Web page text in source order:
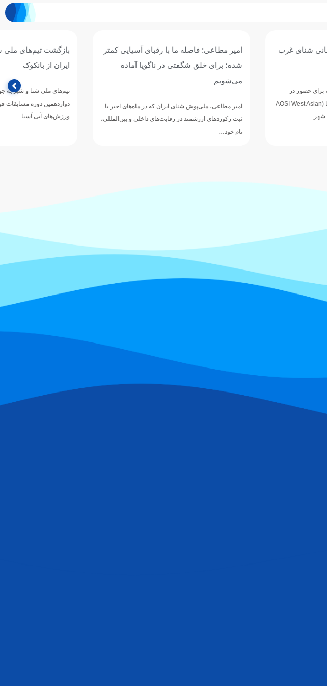
امیر مطاعی: فاصله ما با رقبای آسیایی کمتر
شده؛ برای خلق شگفتی در ناگویا آماده
امیر مطاعی، ملی‌پوش شنای ایران که در ماه‌های اخیر با
ثبت رکوردهای ارزشمند در رقابت‌های داخلی و بین‌المللی،
بازگشت تیم‌های ملی شنا و شیرجه جوانان
ایران از بانکوک
تیم‌های ملی شنا و شیرجه جوانان ایران پس از حضور در
دوازدهمین دوره مسابقات قهرمانی رده‌های سنی
ورزش‌های آبی آسیا…